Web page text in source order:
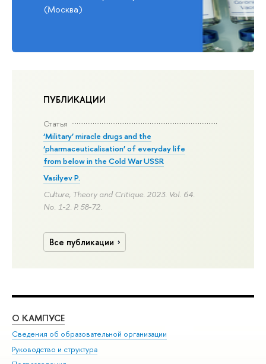
(Москва)
ПУБЛИКАЦИИ
Статья
‘Military’ miracle drugs and the
‘pharmaceuticalisation’ of everyday life
from below in the Cold War USSR
Vasilyev P.
Culture, Theory and Critique. 2023. Vol. 64.
No. 1-2. P. 58-72.
Все публикации
О КАМПУСЕ
Сведения об образовательной организации
Руководство и структура